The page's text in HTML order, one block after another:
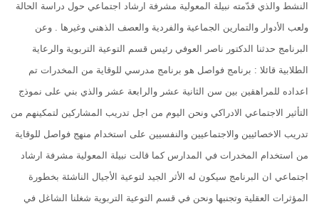
النشط والذي قدّمته نبيلة المعولية مشرفة ارشاد اجتماعي حول دراسة الحالة
ولعب الأدوار والتمارين الجماعية والفردية والعصف الذهني وغيرها . وعن
البرنامج حدثنا الدكتور ناصر العوفي رئيس قسم التوعية التربوية والرعاية
الطلابية قائلا : برنامج فواصل هو برنامج مدرسي للوقاية من المخدرات تم
اعداده للمراهقين بين سن الثانية عشر والرابعة عشر والذي بني على نموذج
التأثير الاجتماعي الادراكي ونحن اليوم من اجل تدريب المشاركين لتمكينهم من
تدريب الاخصائيين والاجتماعيين والنفسيين على استخدام منهج فواصل للوقاية
من استخدام المخدرات في المدارس كما قالت نبيلة المعولية مشرفة ارشاد
اجتماعي ان البرنامج سيكون له الأثر الجيد لتوعية الأجيال الناشئة بخطورة
المؤثرات العقلية وتجنبها ونحن في قسم التوعية التربوية شغلنا الشاغل في